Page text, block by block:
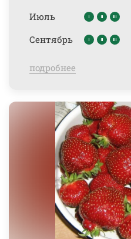
Июль
Сентябрь
подробнее